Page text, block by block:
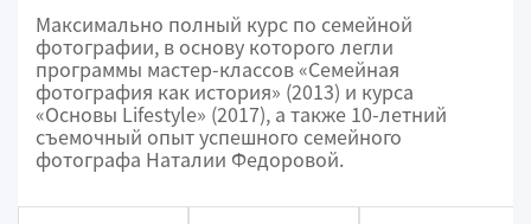
Максимально полный курс по семейной
фотографии, в основу которого легли
программы мастер-классов «Семейная
фотография как история» (2013) и курса
«Основы Lifestyle» (2017), а также 10-летний
съемочный опыт успешного семейного
фотографа Наталии Федоровой.